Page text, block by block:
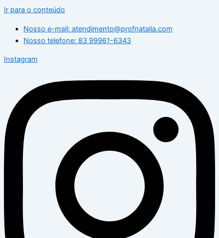
Ir para o conteúdo
Nosso e-mail: atendimento@profnatalia.com
Nosso telefone: 83 99961-6343
Instagram